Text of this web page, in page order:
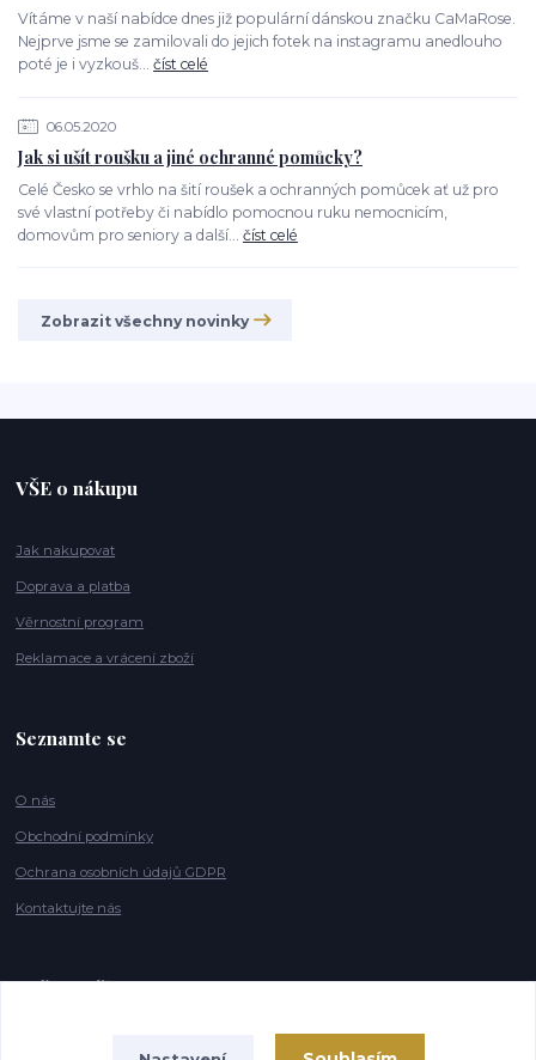
Vítáme v naší nabídce dnes již populární dánskou značku CaMaRose.
Nejprve jsme se zamilovali do jejich fotek na instagramu anedlouho
poté je i vyzkouš... číst celé
06.05.2020
Jak si ušít roušku a jiné ochranné pomůcky?
Celé Česko se vrhlo na šití roušek a ochranných pomůcek ať už pro
své vlastní potřeby či nabídlo pomocnou ruku nemocnicím,
domovům pro seniory a další... číst celé
Zobrazit všechny novinky
VŠE o nákupu
Jak nakupovat
Doprava a platba
Věrnostní program
Reklamace a vrácení zboží
Seznamte se
O nás
Obchodní podmínky
Ochrana osobních údajů GDPR
Kontaktujte nás
Naše značky